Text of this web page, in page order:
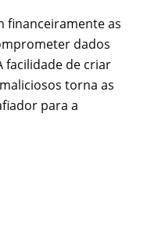
financeiramente as
dados
facilidade de criar
torna as
para a